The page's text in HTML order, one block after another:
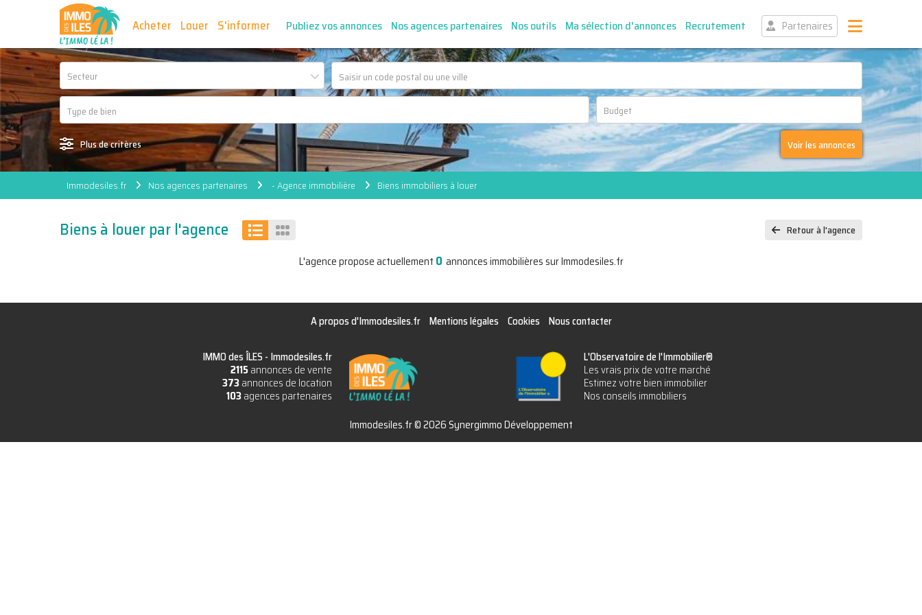
Acheter Louer S'informer Publiez vos annonces Nos agences partenaires Nos outils Ma sélection d'annonces Recrutement Partenaires
Secteur
Plus de critères Voir les annonces
Immodesiles.fr Nos agences partenaires - Agence immobilière Biens immobiliers à louer
Biens à louer par l'agence Retour à l'agence
L'agence propose actuellement 0 annonces immobilières sur Immodesiles.fr
A propos d'Immodesiles.fr Mentions légales Cookies Nous contacter
IMMO des ÎLES - Immodesiles.fr
2115annonces de vente
373annonces de location
103agences partenaires
L'Observatoire de l'Immobilier®
Les vrais prix de votre marché
Estimez votre bien immobilier
Nos conseils immobiliers
Immodesiles.fr © 2026 Synergimmo Développement